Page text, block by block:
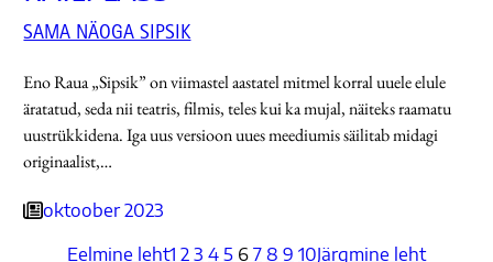
SAMA NÄOGA SIPSIK
Eno Raua „Sipsik” on viimastel aastatel mitmel korral uuele elule
äratatud, seda nii teatris, filmis, teles kui ka mujal, näiteks raamatu
uustrükkidena. Iga uus versioon uues meediumis säilitab midagi
originaalist,…
oktoober 2023
Eelmine leht1 2 3 4 5 6 7 8 9 10Järgmine leht